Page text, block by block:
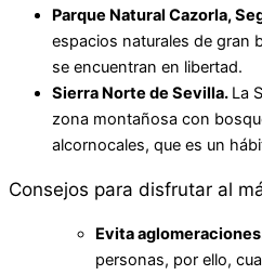
Parque Natural Cazorla,
espacios naturales de gran
se encuentran en libertad.
Sierra Norte de Sevilla. La
zona montañosa con
alcornocales, que es un
Consejos para disfrutar al
Evita
personas, por ello,